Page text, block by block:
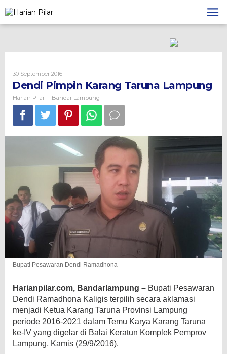
to
content
30 September 2016Oleh
Harian
Pilar
Dendi Pimpin Karang Taruna Lampung
Harian Pilar - Bandar Lampung
Bupati Pesawaran Dendi Ramadhona
Harianpilar.com, Bandarlampung – Bupati Pesawaran
Dendi Ramadhona Kaligis terpilih secara aklamasi
menjadi Ketua Karang Taruna Provinsi Lampung
periode 2016-2021 dalam Temu Karya Karang Taruna
ke-IV yang digelar di Balai Keratun Komplek Pemprov
Lampung, Kamis (29/9/2016).